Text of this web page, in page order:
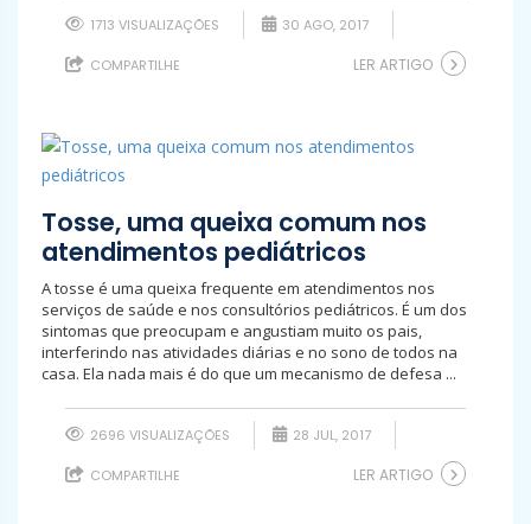
1713 VISUALIZAÇÕES 30 AGO, 2017
COMPARTILHE LER ARTIGO
Tosse, uma queixa comum nos
atendimentos pediátricos
A tosse é uma queixa frequente em atendimentos nos
serviços de saúde e nos consultórios pediátricos. É um dos
sintomas que preocupam e angustiam muito os pais,
interferindo nas atividades diárias e no sono de todos na
casa. Ela nada mais é do que um mecanismo de defesa ...
2696 VISUALIZAÇÕES 28 JUL, 2017
COMPARTILHE LER ARTIGO